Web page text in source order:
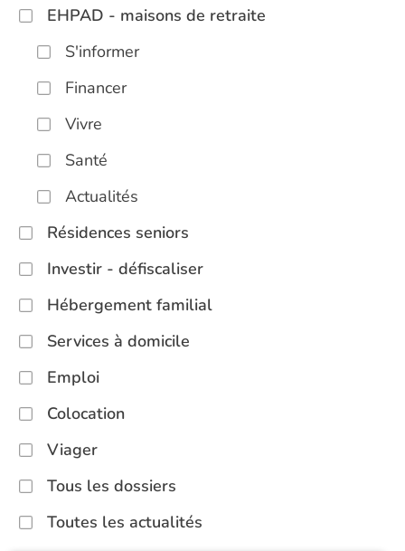
EHPAD - maisons de retraite
S'informer
Financer
Vivre
Santé
Actualités
Résidences seniors
Investir - défiscaliser
Hébergement familial
Services à domicile
Emploi
Colocation
Viager
Tous les dossiers
Toutes les actualités